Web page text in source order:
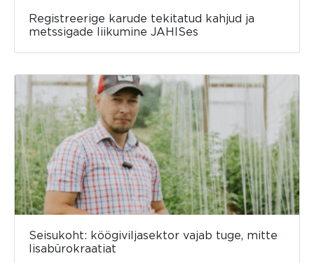
Registreerige karude tekitatud kahjud ja
metssigade liikumine JAHISes
Seisukoht: köögiviljasektor vajab tuge, mitte
lisabürokraatiat